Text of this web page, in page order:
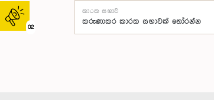
02
කාරක සභාව